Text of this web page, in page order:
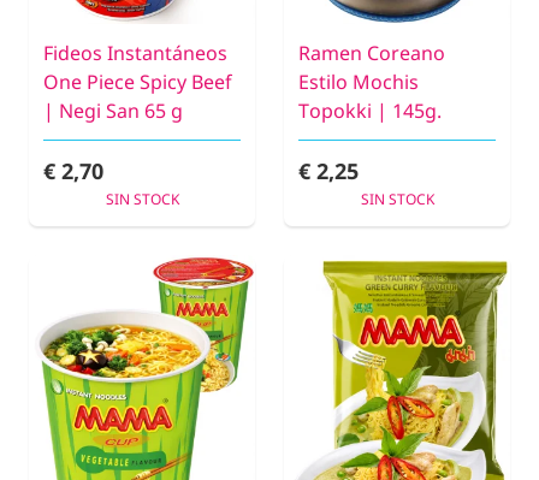
Fideos Instantáneos
One Piece Spicy Beef
| Negi San 65 g
€ 2,70
SIN STOCK
Ramen Coreano
Estilo Mochis
Topokki | 145g.
€ 2,25
SIN STOCK